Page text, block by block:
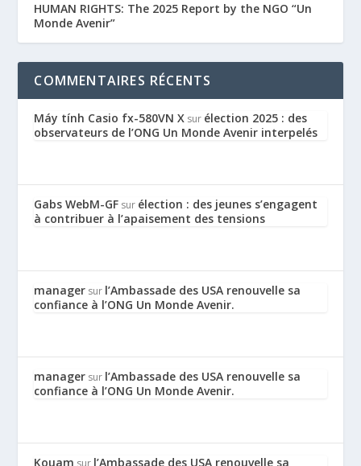
HUMAN RIGHTS: The 2025 Report by the NGO “Un
Monde Avenir”
COMMENTAIRES RÉCENTS
Máy tính Casio fx-580VN X sur élection 2025 : des
observateurs de l’ONG Un Monde Avenir interpelés
Gabs WebM-GF sur élection : des jeunes s’engagent
à contribuer à l’apaisement des tensions
manager sur l’Ambassade des USA renouvelle sa
confiance à l’ONG Un Monde Avenir.
manager sur l’Ambassade des USA renouvelle sa
confiance à l’ONG Un Monde Avenir.
Kouam l’Ambassade des USA renouvelle sa